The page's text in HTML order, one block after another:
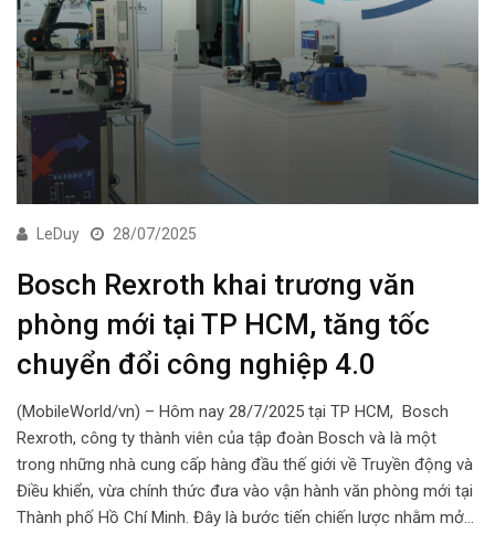
LeDuy 28/07/2025
Bosch Rexroth khai trương văn
phòng mới tại TP HCM, tăng tốc
chuyển đổi công nghiệp 4.0
(MobileWorld/vn) – Hôm nay 28/7/2025 tại TP HCM, Bosch
Rexroth, công ty thành viên của tập đoàn Bosch và là một
trong những nhà cung cấp hàng đầu thế giới về Truyền động và
Điều khiển, vừa chính thức đưa vào vận hành văn phòng mới tại
Thành phố Hồ Chí Minh. Đây là bước tiến chiến lược nhằm mở…